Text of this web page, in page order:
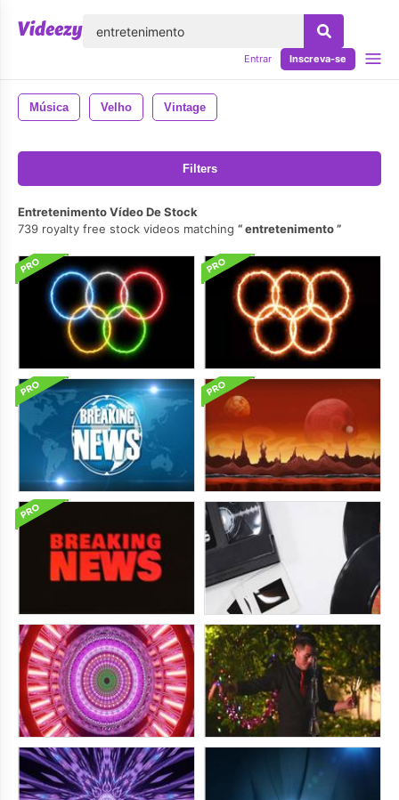
Entrar Inscreva-se
Música Velho Vintage
Filters
Entretenimento Vídeo De Stock
739 royalty free stock videos matching
entretenimento